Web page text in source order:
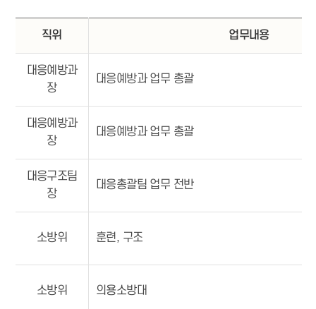
직위 업무내용
대응예방과
장
대응예방과 업무 총괄
대응예방과
장
대응예방과 업무 총괄
대응구조팀
장
대응총괄팀 업무 전반
소방위 훈련, 구조
소방위 의용소방대